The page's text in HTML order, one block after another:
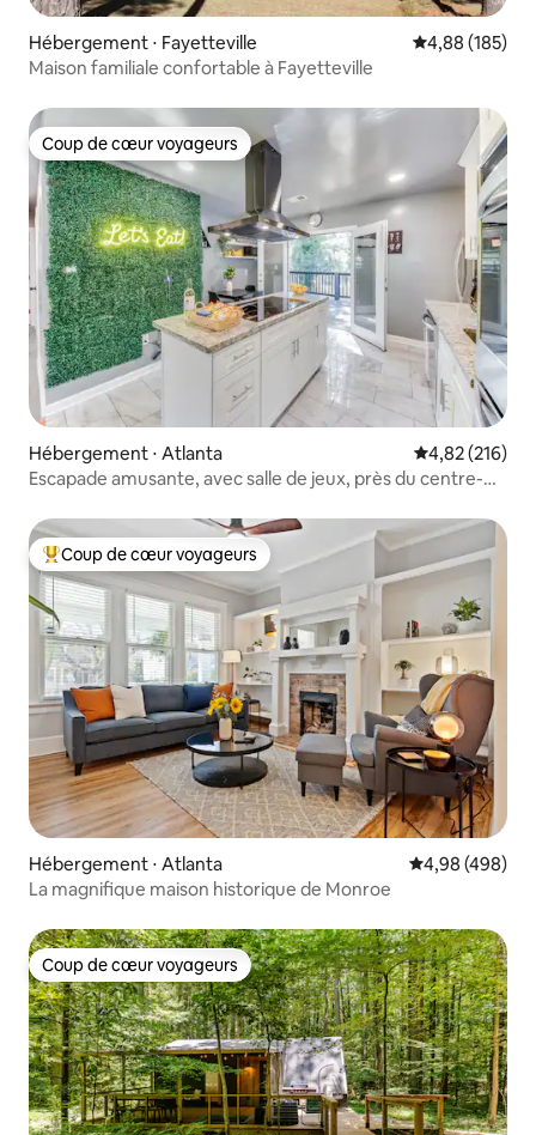
Hébergement ⋅ Fayetteville Évaluation
4,88 (185)
Maison familiale confortable à Fayetteville
Coup de cœur voyageurs
Coup de cœur voyageurs
Hébergement ⋅ Atlanta Évaluation
4,82 (216)
Escapade amusante, avec salle de jeux, près du centre-
Coups de cœur voyageurs les plus appréciés
Coup de cœur voyageurs
Hébergement ⋅ Atlanta Évaluation
4,98 (498)
La magnifique maison historique de Monroe
Coup de cœur voyageurs
Coup de cœur voyageurs